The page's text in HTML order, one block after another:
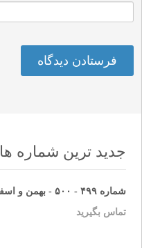
جدید ترین شماره ها
شماره ۴۹۹ - ۵۰۰ - بهمن و اسفند ماه ۱۴۰۴
تماس بگیرید